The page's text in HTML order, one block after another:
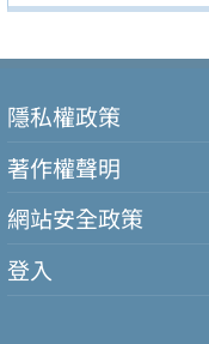
隱私權政策
著作權聲明
網站安全政策
登入